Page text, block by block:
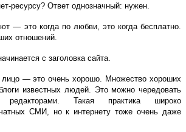
ресурсу? Ответ однозначный: нужен.
― это когда по любви, это когда бесплатно.
отношений.
с заголовка сайта.
лицо ― это очень хорошо. Множество хороших
известных людей. Это можно чередовать
Такая практика широко
СМИ, но к интернету тоже очень даже